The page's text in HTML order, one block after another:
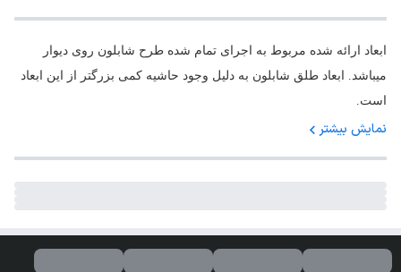
ابعاد ارائه شده مربوط به اجرای تمام شده طرح شابلون روی دیوار
میباشد. ابعاد طلق شابلون به دلیل وجود حاشیه کمی بزرگتر از این ابعاد
است.
نمایش بیشتر